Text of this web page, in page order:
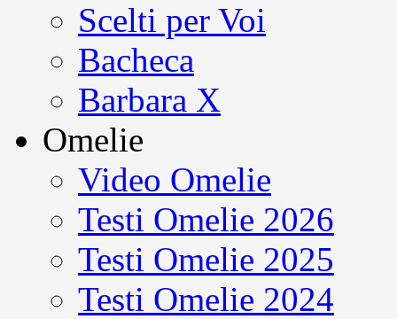
Scelti per Voi
Bacheca
Barbara X
Omelie
Video Omelie
Testi Omelie 2026
Testi Omelie 2025
Testi Omelie 2024